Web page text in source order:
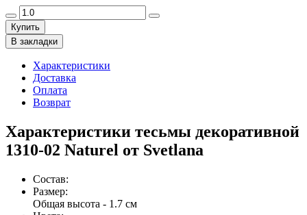
Купить
В закладки
Характеристики
Доставка
Оплата
Возврат
Характеристики тесьмы декоративной
1310-02 Naturel от Svetlana
Состав:
Размер:
Общая высота - 1.7 см